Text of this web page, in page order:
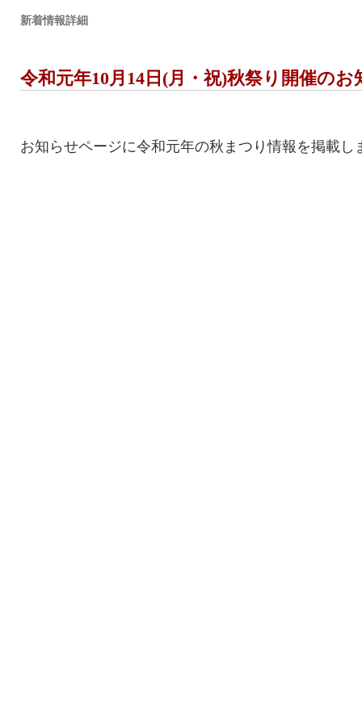
新着情報詳細
令和元年10月14日(月・祝)秋祭り開催のお
お知らせページに令和元年の秋まつり情報を掲載し